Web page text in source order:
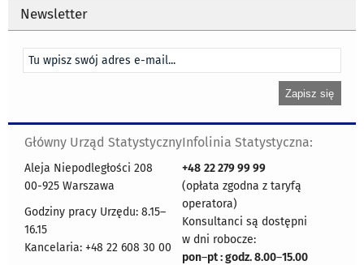
Newsletter
Główny Urząd Statystyczny
Aleja Niepodległości 208
00-925 Warszawa
Godziny pracy Urzędu: 8.15–
16.15
Kancelaria: +48 22 608 30 00
Infolinia Statystyczna:
+48 22 279 99 99
(opłata zgodna z taryfą
operatora)
Konsultanci są dostępni
w dni robocze:
pon–pt : godz. 8.00–15.00